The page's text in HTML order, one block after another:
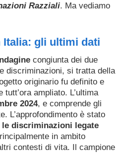
Razziali. Ma vediamo
gli ultimi dati
congiunta dei due
discriminazioni, si tratta della
originario fu definito e
tutt’ora ampliato. L’ultima
2024, e comprende gli
L’approfondimento è stato
le discriminazioni legate
in ambito
contesti di vita. Il campione